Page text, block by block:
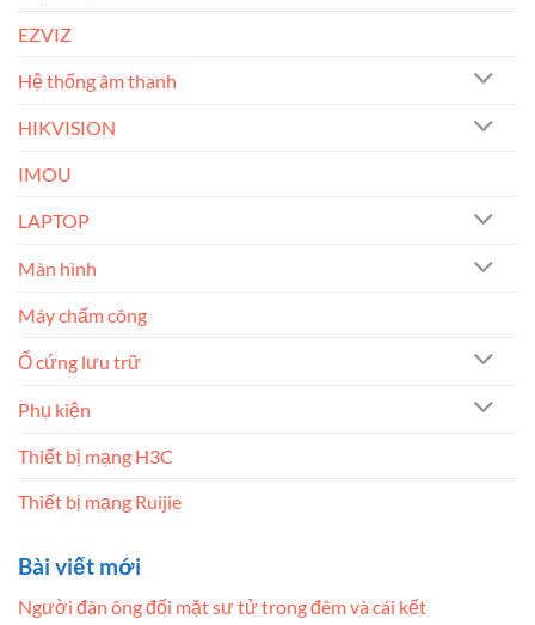
EZVIZ
Hệ thống âm thanh
HIKVISION
IMOU
LAPTOP
Màn hình
Máy chấm công
Ổ cứng lưu trữ
Phụ kiện
Thiết bị mạng H3C
Thiết bị mạng Ruijie
Bài viết mới
Người đàn ông đối mặt sư tử trong đêm và cái kết